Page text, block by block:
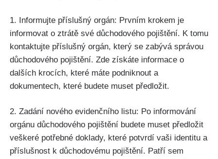
1. Informujte příslušný orgán: Prvním krokem je
informovat o ztrátě své důchodového pojištění. K tomu
kontaktujte příslušný orgán, který se zabývá správou
důchodového pojištění. Zde získáte informace o
dalších krocích, které máte podniknout a
dokumentech, které budete muset předložit.
2. Zadání nového evidenčního listu: Po informování
orgánu důchodového pojištění budete muset předložit
veškeré potřebné doklady, které potvrdí vaši identitu a
příslušnost k důchodovému pojištění. Patří sem